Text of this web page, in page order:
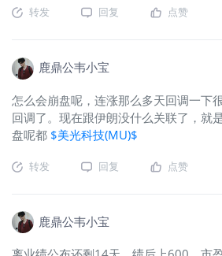
转发 回复 点赞
鹿鼎公韦小宝
怎么会崩盘呢，连涨那么多天回调一下
回调了。现在跟伊朗没什么关联了，就
盘呢都 $美光科技(MU)$
转发 回复 点赞
鹿鼎公韦小宝